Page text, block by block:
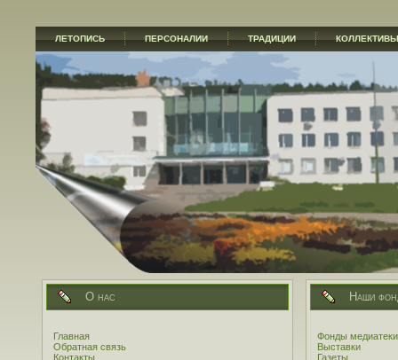
ЛЕТОПИСЬ ПЕРСОНАЛИИ ТРАДИЦИИ КОЛЛЕКТИВЫ
О нас
Главная
Обратная связь
Контакты
Наши
Фонды медиатеки
Выставки
Газеты